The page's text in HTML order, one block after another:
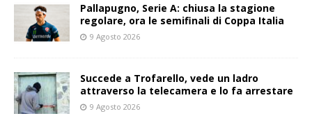
Pallapugno, Serie A: chiusa la stagione
regolare, ora le semifinali di Coppa Italia
9 Agosto 2026
Succede a Trofarello, vede un ladro
attraverso la telecamera e lo fa arrestare
9 Agosto 2026